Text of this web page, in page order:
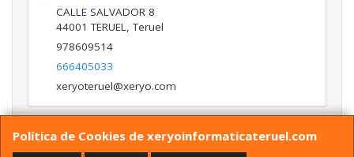
Política de Cookies de xeryoinformaticateruel.com
CALLE SALVADOR 8
44001 TERUEL,Teruel
978609514
666405033
xeryoteruel@xeryo.com
Horario